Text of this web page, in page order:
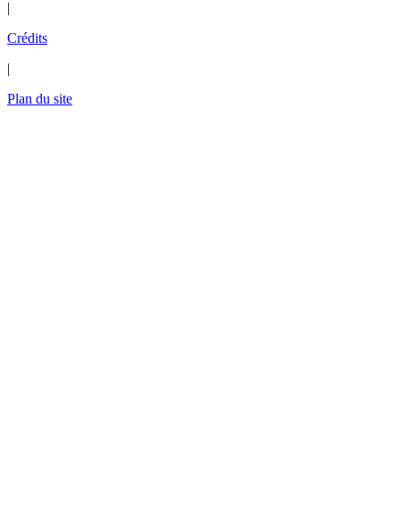
|
Crédits
|
Plan du site